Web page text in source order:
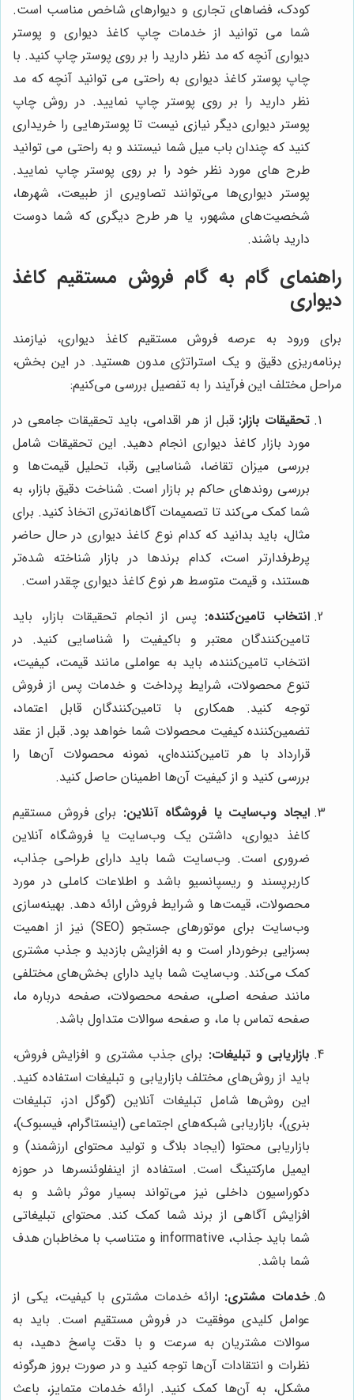
کودک، فضاهای تجاری و دیوارهای شاخص مناسب است.
شما می توانید از خدمات چاپ کاغذ دیواری و پوستر
دیواری آنچه که مد نظر دارید را بر روی پوستر چاپ کنید. با
چاپ پوستر کاغذ دیواری به راحتی می توانید آنچه که مد
نظر دارید را بر روی پوستر چاپ نمایید. در روش چاپ
پوستر دیواری دیگر نیازی نیست تا پوسترهایی را خریداری
کنید که چندان باب میل شما نیستند و به راحتی می توانید
طرح های مورد نظر خود را بر روی پوستر چاپ نمایید.
پوستر دیواری‌ها می‌توانند تصاویری از طبیعت، شهرها،
شخصیت‌های مشهور، یا هر طرح دیگری که شما دوست
دارید باشند.
راهنمای گام به گام فروش مستقیم کاغذ
دیواری
برای ورود به عرصه فروش مستقیم کاغذ دیواری، نیازمند
برنامه‌ریزی دقیق و یک استراتژی مدون هستید. در این بخش،
مراحل مختلف این فرآیند را به تفصیل بررسی می‌کنیم:
تحقیقات بازار: قبل از هر اقدامی، باید تحقیقات جامعی در
مورد بازار کاغذ دیواری انجام دهید. این تحقیقات شامل
بررسی میزان تقاضا، شناسایی رقبا، تحلیل قیمت‌ها و
بررسی روندهای حاکم بر بازار است. شناخت دقیق بازار، به
شما کمک می‌کند تا تصمیمات آگاهانه‌تری اتخاذ کنید. برای
مثال، باید بدانید که کدام نوع کاغذ دیواری در حال حاضر
پرطرفدارتر است، کدام برندها در بازار شناخته شده‌تر
هستند، و قیمت متوسط هر نوع کاغذ دیواری چقدر است.
انتخاب تامین‌کننده: پس از انجام تحقیقات بازار، باید
تامین‌کنندگان معتبر و باکیفیت را شناسایی کنید. در
انتخاب تامین‌کننده، باید به عواملی مانند قیمت، کیفیت،
تنوع محصولات، شرایط پرداخت و خدمات پس از فروش
توجه کنید. همکاری با تامین‌کنندگان قابل اعتماد،
تضمین‌کننده کیفیت محصولات شما خواهد بود. قبل از عقد
قرارداد با هر تامین‌کننده‌ای، نمونه محصولات آن‌ها را
بررسی کنید و از کیفیت آن‌ها اطمینان حاصل کنید.
ایجاد وب‌سایت یا فروشگاه آنلاین: برای فروش مستقیم
کاغذ دیواری، داشتن یک وب‌سایت یا فروشگاه آنلاین
ضروری است. وب‌سایت شما باید دارای طراحی جذاب،
کاربرپسند و ریسپانسیو باشد و اطلاعات کاملی در مورد
محصولات، قیمت‌ها و شرایط فروش ارائه دهد. بهینه‌سازی
وب‌سایت برای موتورهای جستجو (SEO) نیز از اهمیت
بسزایی برخوردار است و به افزایش بازدید و جذب مشتری
کمک می‌کند. وب‌سایت شما باید دارای بخش‌های مختلفی
مانند صفحه اصلی، صفحه محصولات، صفحه درباره ما،
صفحه تماس با ما، و صفحه سوالات متداول باشد.
بازاریابی و تبلیغات: برای جذب مشتری و افزایش فروش،
باید از روش‌های مختلف بازاریابی و تبلیغات استفاده کنید.
این روش‌ها شامل تبلیغات آنلاین (گوگل ادز، تبلیغات
بنری)، بازاریابی شبکه‌های اجتماعی (اینستاگرام، فیسبوک)،
بازاریابی محتوا (ایجاد بلاگ و تولید محتوای ارزشمند) و
ایمیل مارکتینگ است. استفاده از اینفلوئنسرها در حوزه
دکوراسیون داخلی نیز می‌تواند بسیار موثر باشد و به
افزایش آگاهی از برند شما کمک کند. محتوای تبلیغاتی
شما باید جذاب، informative و متناسب با مخاطبان هدف
شما باشد.
خدمات مشتری: ارائه خدمات مشتری با کیفیت، یکی از
عوامل کلیدی موفقیت در فروش مستقیم است. باید به
سوالات مشتریان به سرعت و با دقت پاسخ دهید، به
نظرات و انتقادات آن‌ها توجه کنید و در صورت بروز هرگونه
مشکل، به آن‌ها کمک کنید. ارائه خدمات متمایز، باعث